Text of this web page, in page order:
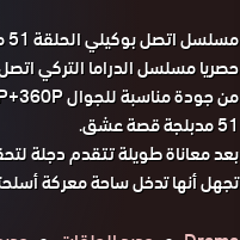
51 مدبلجة قصة عشق.
بعد معاناة طويلة تتقدم دجلة
تجهل أنها تدخل ساحة معركة